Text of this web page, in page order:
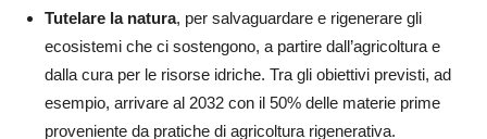
Tutelare la natura, per salvaguardare e rigenerare gli
ecosistemi che ci sostengono, a partire dall’agricoltura e
dalla cura per le risorse idriche. Tra gli obiettivi previsti, ad
esempio, arrivare al 2032 con il 50% delle materie prime
proveniente da pratiche di agricoltura rigenerativa.